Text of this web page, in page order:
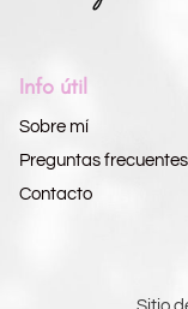
Info útil
Sobre mí
Preguntas frecuentes
Contacto